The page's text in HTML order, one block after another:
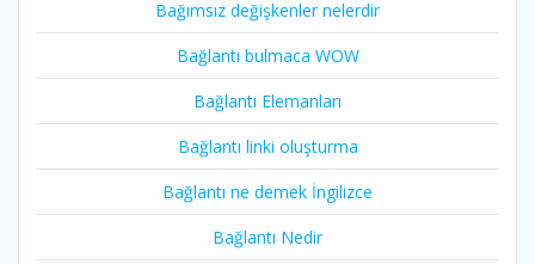
Bağımsız değişkenler nelerdir
Bağlantı bulmaca WOW
Bağlantı Elemanları
Bağlantı linki oluşturma
Bağlantı ne demek İngilizce
Bağlantı Nedir